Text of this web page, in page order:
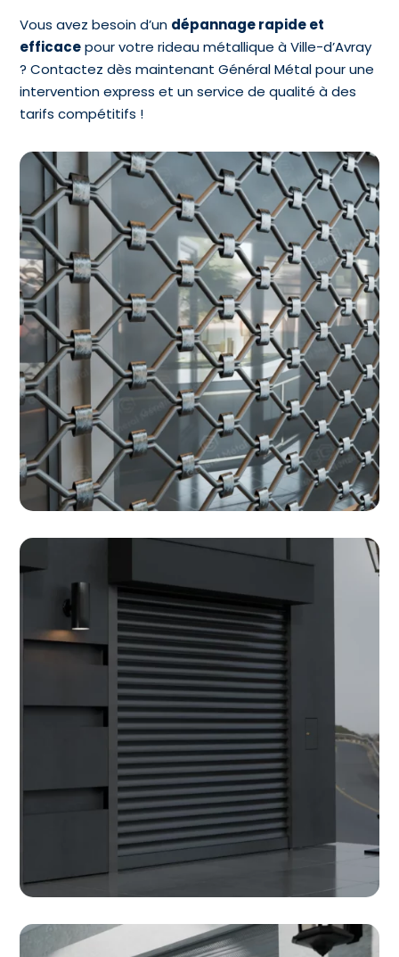
Vous avez besoin d’un dépannage rapide et
efficacepour votre rideau métallique à Ville-d’Avray
? Contactez dès maintenant Général Métal pour une
intervention express et un service de qualité à des
tarifs compétitifs !